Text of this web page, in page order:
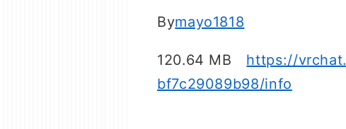
Bymayo1818
120.64 MB https://
bf7c29089b98/info